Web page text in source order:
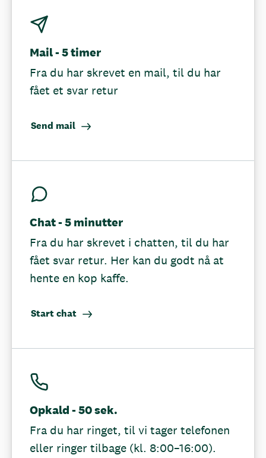
Mail - 5 timer
Fra du har skrevet en mail, til du har
fået et svar retur
Send mail
Chat - 5 minutter
Fra du har skrevet i chatten, til du har
fået svar retur. Her kan du godt nå at
hente en kop kaffe.
Start chat
Opkald - 50 sek.
Fra du har ringet, til vi tager telefonen
eller ringer tilbage (kl. 8:00–16:00).